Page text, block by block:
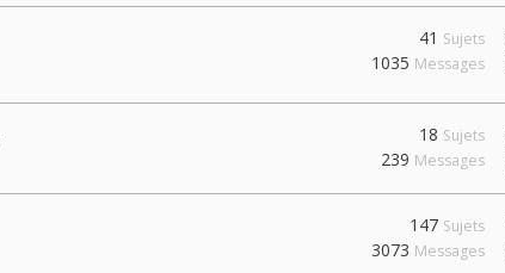
41 Sujets
1035 Messages
18 Sujets
239 Messages
147 Sujets
3073 Messages